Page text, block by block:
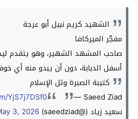
الشهيد كريم نبيل أبو عرجة
مفجّر الميركافا
صاحب المشهد الشهير، وهو يتقدم
أسفل الدبابة، دون أن يبدو منه أي
كتيبة الصبرة وتل الإسلام
YjS7j7DSf0
سعيد زياد (@saeedziad)
3, 2026